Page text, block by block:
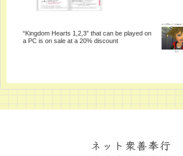
“Kingdom Hearts 1,2,3” that can be played on
a PC is on sale at a 20% discount
ネット衆善奉行